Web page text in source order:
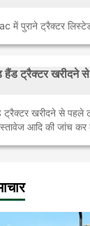
में पुराने ट्रैक्टर
ट्रैक्टर खरीदने से
खरीदने से पहले
आदि की जांच कर